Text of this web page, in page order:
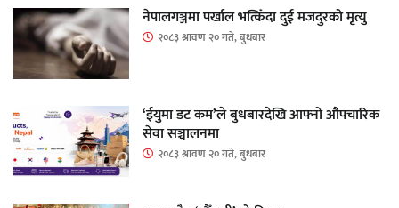
नेपालगञ्जमा पर्खाल भत्किँदा दुई मजदुरको मृत्यु
२०८३ श्रावण २० गते, बुधबार
‘ईयुमा डट कम’ले बुधबारदेखि आफ्नो औपचारिक
सेवा सञ्चालनमा
२०८३ श्रावण २० गते, बुधबार